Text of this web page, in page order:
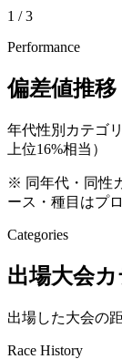
1 / 3
Performance
偏差値推移
年代性別カテゴ
上位16%相当）
※ 同年代・同性
ース・種目はプ
Categories
出場大会カ
出場した大会の
Race History